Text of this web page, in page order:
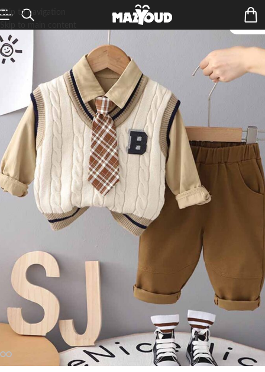
Skip to navigation